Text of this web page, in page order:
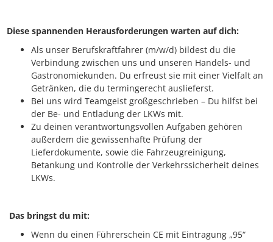
Diese spannenden Herausforderungen warten auf dich:
Als unser Berufskraftfahrer (m/w/d) bildest du die
Verbindung zwischen uns und unseren Handels- und
Gastronomiekunden. Du erfreust sie mit einer Vielfalt an
Getränken, die du termingerecht auslieferst.
Bei uns wird Teamgeist großgeschrieben – Du hilfst bei
der Be- und Entladung der LKWs mit.
Zu deinen verantwortungsvollen Aufgaben gehören
außerdem die gewissenhafte Prüfung der
Lieferdokumente, sowie die Fahrzeugreinigung,
Betankung und Kontrolle der Verkehrssicherheit deines
LKWs.
Das bringst du mit:
Wenn du einen Führerschein CE mit Eintragung „95“